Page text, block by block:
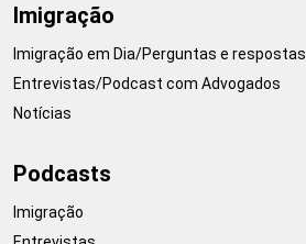
Imigração
Imigração em Dia/Perguntas e respostas
Entrevistas/Podcast com Advogados
Notícias
Podcasts
Imigração